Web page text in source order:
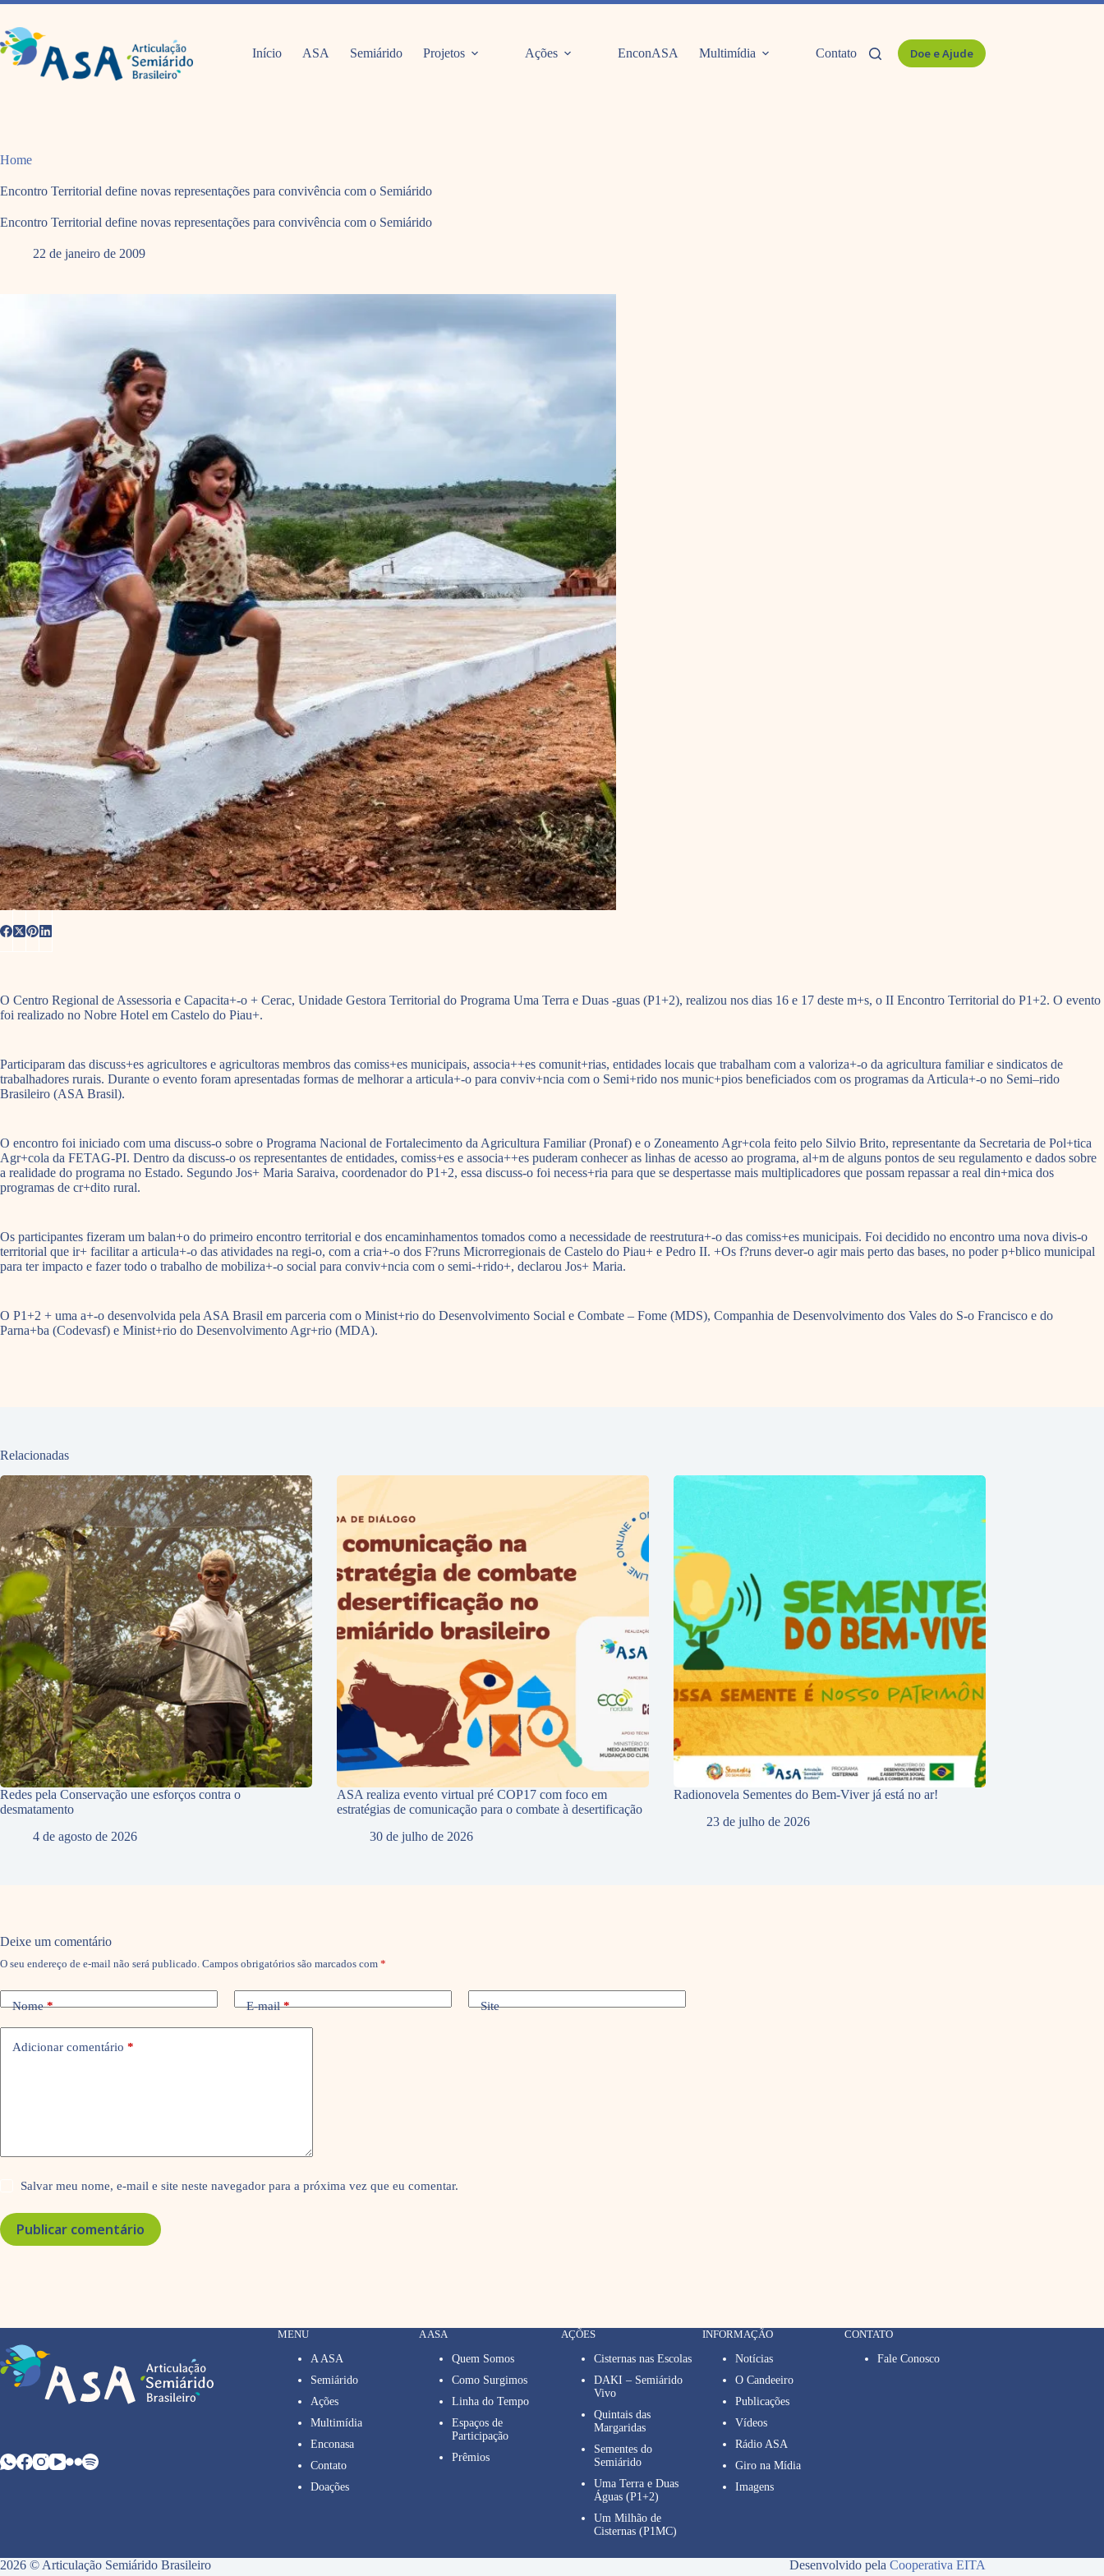
Pular
o
conteúdo
Início ASA Semiárido Projetos Ações EnconASA Multimídia Contato Doe e Ajude
Home
Encontro Territorial define novas representações para convivência com o Semiárido
Encontro Territorial define novas representações para convivência com o Semiárido
22 de janeiro de 2009
O Centro Regional de Assessoria e Capacita+-o + Cerac, Unidade Gestora Territorial do Programa Uma Terra e Duas -guas (P1+2), realizou nos dias 16 e 17 deste m+s, o II Encontro Territorial do P1+2. O evento
foi realizado no Nobre Hotel em Castelo do Piau+.
Participaram das discuss+es agricultores e agricultoras membros das comiss+es municipais, associa++es comunit+rias, entidades locais que trabalham com a valoriza+-o da agricultura familiar e sindicatos de
trabalhadores rurais. Durante o evento foram apresentadas formas de melhorar a articula+-o para conviv+ncia com o Semi+rido nos munic+pios beneficiados com os programas da Articula+-o no Semi–rido
Brasileiro (ASA Brasil).
O encontro foi iniciado com uma discuss-o sobre o Programa Nacional de Fortalecimento da Agricultura Familiar (Pronaf) e o Zoneamento Agr+cola feito pelo Silvio Brito, representante da Secretaria de Pol+tica
Agr+cola da FETAG-PI. Dentro da discuss-o os representantes de entidades, comiss+es e associa++es puderam conhecer as linhas de acesso ao programa, al+m de alguns pontos de seu regulamento e dados sobre
a realidade do programa no Estado. Segundo Jos+ Maria Saraiva, coordenador do P1+2, essa discuss-o foi necess+ria para que se despertasse mais multiplicadores que possam repassar a real din+mica dos
programas de cr+dito rural.
Os participantes fizeram um balan+o do primeiro encontro territorial e dos encaminhamentos tomados como a necessidade de reestrutura+-o das comiss+es municipais. Foi decidido no encontro uma nova divis-o
territorial que ir+ facilitar a articula+-o das atividades na regi-o, com a cria+-o dos F?runs Microrregionais de Castelo do Piau+ e Pedro II. +Os f?runs dever-o agir mais perto das bases, no poder p+blico municipal
para ter impacto e fazer todo o trabalho de mobiliza+-o social para conviv+ncia com o semi-+rido+, declarou Jos+ Maria.
O P1+2 + uma a+-o desenvolvida pela ASA Brasil em parceria com o Minist+rio do Desenvolvimento Social e Combate – Fome (MDS), Companhia de Desenvolvimento dos Vales do S-o Francisco e do
Parna+ba (Codevasf) e Minist+rio do Desenvolvimento Agr+rio (MDA).
Relacionadas
Redes pela Conservação une esforços contra o
desmatamento
4 de agosto de 2026
ASA realiza evento virtual pré COP17 com foco em
estratégias de comunicação para o combate à desertificação
30 de julho de 2026
Radionovela Sementes do Bem-Viver já está no ar!
23 de julho de 2026
Deixe um comentário
O seu endereço de e-mail não será publicado. Campos obrigatórios são marcados com *
Nome* E-mail* Site
Adicionar comentário *
Salvar meu nome, e-mail e site neste navegador para a próxima vez que eu comentar.
Publicar comentário
MENU
A ASA
Semiárido
Ações
Multimídia
Enconasa
Contato
Doações
A ASA
Quem Somos
Como Surgimos
Linha do Tempo
Espaços de
Participação
Prêmios
AÇÕES
Cisternas nas Escolas
DAKI – Semiárido
Vivo
Quintais das
Margaridas
Sementes do
Semiárido
Uma Terra e Duas
Águas (P1+2)
Um Milhão de
Cisternas (P1MC)
INFORMAÇÃO
Notícias
O Candeeiro
Publicações
Vídeos
Rádio ASA
Giro na Mídia
Imagens
CONTATO
Fale Conosco
2026 © Articulação Semiárido Brasileiro Desenvolvido pela Cooperativa EITA